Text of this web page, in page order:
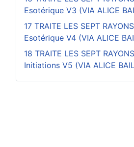
Esotérique V3 (VIA ALICE
17 TRAITE LES SEPT
Esotérique V4 (VIA ALICE
18 TRAITE LES SEPT
Initiations V5 (VIA ALICE